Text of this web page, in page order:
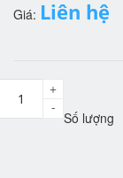
Giá: Liên hệ
Số lượng
-
+